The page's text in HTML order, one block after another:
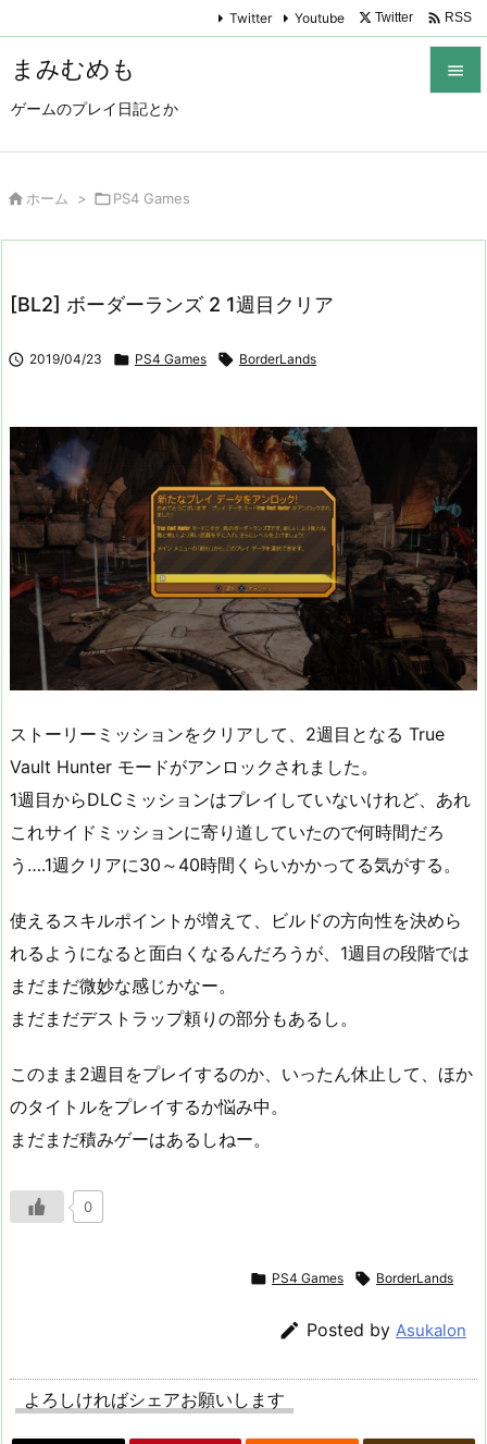
まみむめも
ゲームのプレイ日記とか

Twitter Youtube Twitter  RSS
 ホーム > PS4 Games
[BL2] ボーダーランズ 2 1週目クリア
 2019/04/23  PS4 Games  BorderLands
ストーリーミッションをクリアして、2週目となる True
Vault Hunter モードがアンロックされました。
1週目からDLCミッションはプレイしていないけれど、あれ
これサイドミッションに寄り道していたので何時間だろ
う….1週クリアに30～40時間くらいかかってる気がする。
使えるスキルポイントが増えて、ビルドの方向性を決めら
れるようになると面白くなるんだろうが、1週目の段階では
まだまだ微妙な感じかなー。
まだまだデストラップ頼りの部分もあるし。
このまま2週目をプレイするのか、いったん休止して、ほか
のタイトルをプレイするか悩み中。
まだまだ積みゲーはあるしねー。
0
 PS4 Games  BorderLands
 Posted by Asukalon
よろしければシェアお願いします